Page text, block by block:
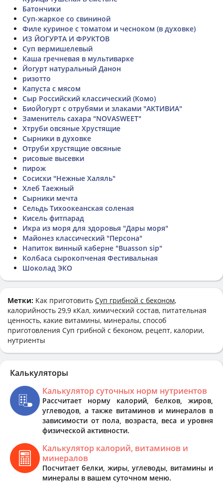
Батончики
Суп-жаркое со свининой
Филе куриное с томатом и чесноком (в духовке)
ИЗ ЙОГУРТА И ФРУКТОВ
Суп вермишелевый
Каша гречневая в мультиварке
Йогурт натуральный Данон
ризотто
Капуста с мясом
Сыр Российский классический (Комо)
БиоЙогурт с отрубями и злаками "АКТИВИА"
Заменитель сахара "NOVASWEET"
Хтруби овсяные Хрустящие
Сырники в духовке
Отруби хрустящие овсяные
рисовые высевки
пирож
Сосиски "Нежные Халяль"
Хлеб Таежный
Сырники мечта
Сельдь Тихоокеанская соленая
Кисель фитпарад
Икра из моря для здоровья "Дары моря"
Майонез классический "Персона"
Напиток винный каберне "Buasson sip"
Колбаса сырокопченая Фестивальная
Шоколад ЭКО
Метки: Как приготовить Суп грибной с беконом,
калорийность 29,9 кКал, химический состав, питательная
ценность, какие витамины, минералы, способ
приготовления Суп грибной с беконом, рецепт, калории,
нутриенты
Калькуляторы
Калькулятор суточных норм нутриентов
Рассчитает норму калорий, белков, жиров,
углеводов, а также витаминов и минералов в
зависимости от пола, возраста, веса и уровня
физической активности.
Калькулятор калорий, витаминов и
минералов
Посчитает белки, жиры, углеводы, витамины и
минералы в вашем суточном меню.